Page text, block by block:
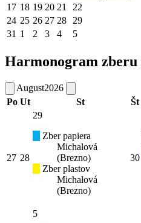
17 18 19 20 21 22
24 25 26 27 28 29
31 1 2 3 4 5
Harmonogram zberu
August2026
Po Ut St Št
27 28
29
Zber papiera
Michalová
(Brezno)
Zber plastov
Michalová
(Brezno)
30
5